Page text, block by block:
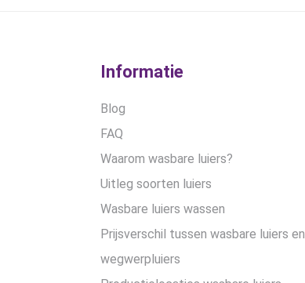
Informatie
Blog
FAQ
Waarom wasbare luiers?
Uitleg soorten luiers
Wasbare luiers wassen
Prijsverschil tussen wasbare luiers en
wegwerpluiers